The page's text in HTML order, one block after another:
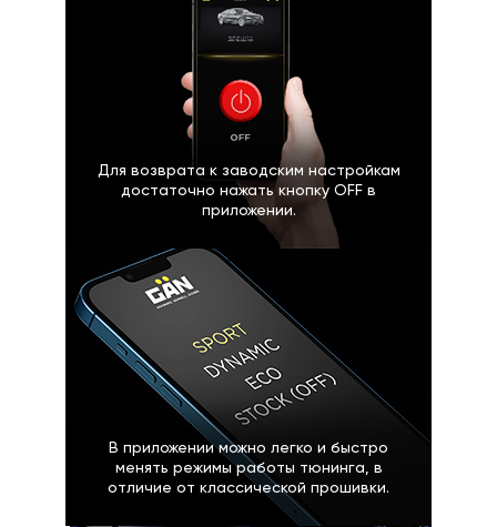
Для возврата к заводским настройкам
достаточно нажать кнопку OFF в
приложении.
В приложении можно легко и быстро
менять режимы работы тюнинга, в
отличие от классической прошивки.